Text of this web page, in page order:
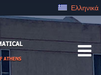
Ελληνικά